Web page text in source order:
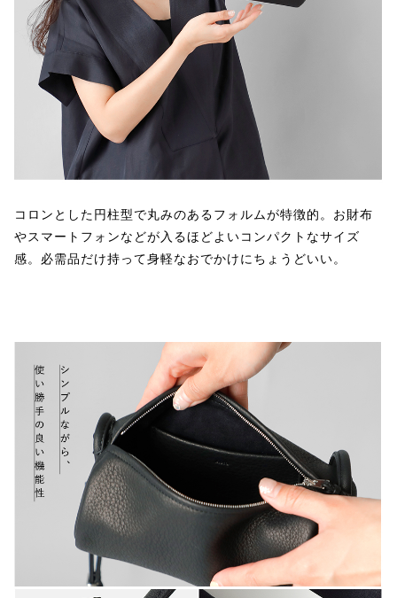
コロンとした円柱型で丸みのあるフォルムが特徴的。お財布
やスマートフォンなどが入るほどよいコンパクトなサイズ
感。必需品だけ持って身軽なおでかけにちょうどいい。